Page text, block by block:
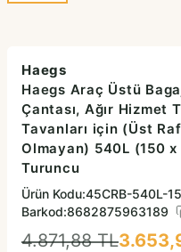
Haegs
Haegs Araç Üstü
Çantası, Ağır Hizmet
Tavanları için (Üst
Olmayan) 540L (150
Turuncu
Ürün Kodu:45CRB-540L-
Barkod:8682875963189
4.871,88 TL